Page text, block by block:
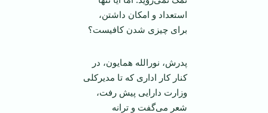
استعداد و امکان داشتن،
برای چیزی شدن کافیست؟
پدرش، نورالله همایون، در
کنار کار اداری که تا مدیرکلی
وزارت دارایی پیش رفت،
شعر می‌گفت و ترانه